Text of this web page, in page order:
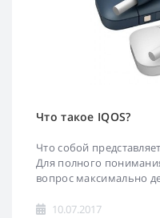
Что такое IQOS?
Что собой
Для полного
вопрос максимально
10.07.2017